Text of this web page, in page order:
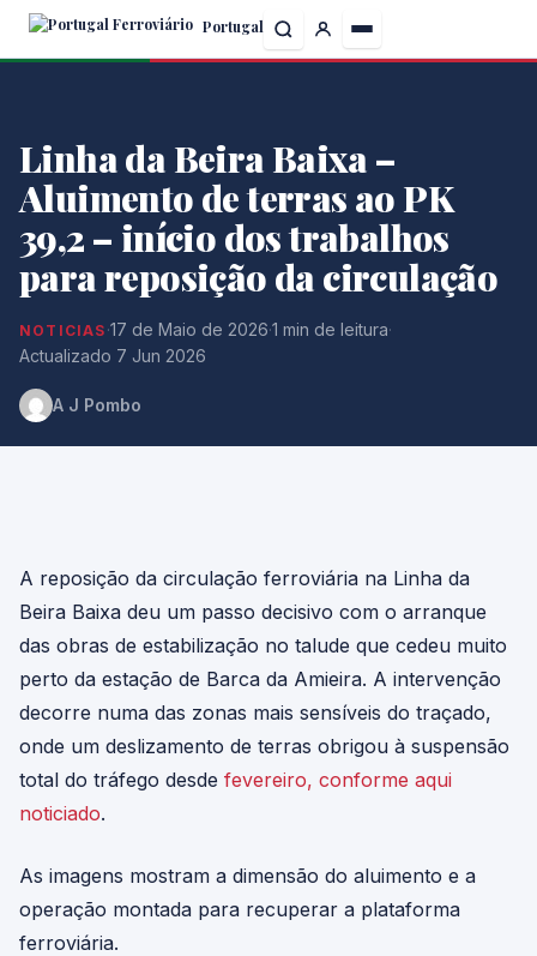
Skip
Portugal
Linha da Beira Baixa –
Aluimento de terras ao PK
39,2 – início dos trabalhos
para reposição da circulação
NOTICIAS ·17 de Maio de 2026·1 min de leitura·
Actualizado 7 Jun 2026
A J Pombo
A reposição da circulação ferroviária na Linha da
Beira Baixa deu um passo decisivo com o arranque
das obras de estabilização no talude que cedeu muito
perto da estação de Barca da Amieira. A intervenção
decorre numa das zonas mais sensíveis do traçado,
onde um deslizamento de terras obrigou à suspensão
total do tráfego desde fevereiro, conforme aqui
noticiado.
As imagens mostram a dimensão do aluimento e a
operação montada para recuperar a plataforma
ferroviária.